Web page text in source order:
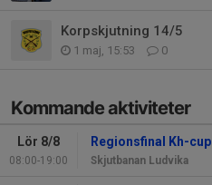
Korpskjutning 14/5
1 maj, 15:53 0
Kommande aktiviteter
Lör 8/8
08:00-19:00
Regionsfinal Kh-cup
Skjutbanan Ludvika